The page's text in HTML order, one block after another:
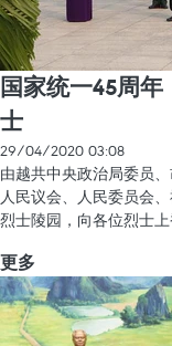
国家统一45周
士
29/04/2020 03:08
由越共中央政治局委员
人民议会、人民委员会
烈士陵园，向各位烈士上
更多